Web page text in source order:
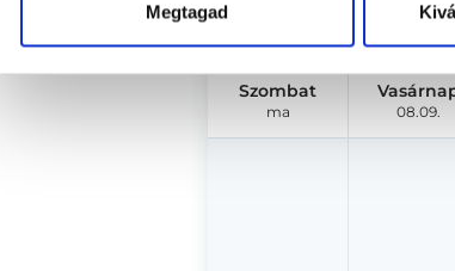
Megtagad
Szombat
ma 08.09.